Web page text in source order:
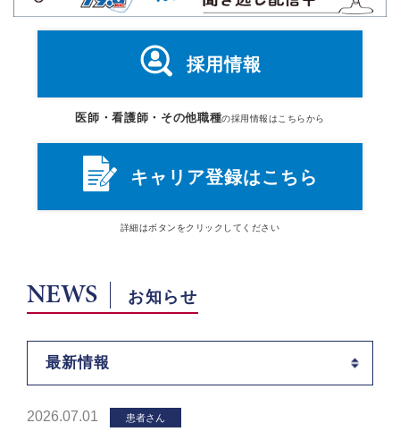
採用情報
医師・看護師・その他職種の採用情報はこちらから
キャリア登録はこちら
詳細はボタン をクリックしてください
NEWS お知らせ
最新情報
2026.07.01 患者さん